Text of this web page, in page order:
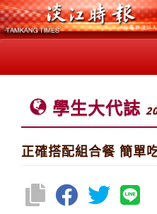
學生大代誌
正確搭配組合餐 簡單